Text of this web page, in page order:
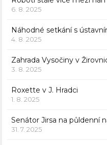
6. 8. 2025
Náhodné setkání s
4. 8. 2025
Zahrada Vysočiny v
3. 8. 2025
Roxette v J. Hradci
1. 8. 2025
Senátor Jirsa na půldenní
31. 7. 2025